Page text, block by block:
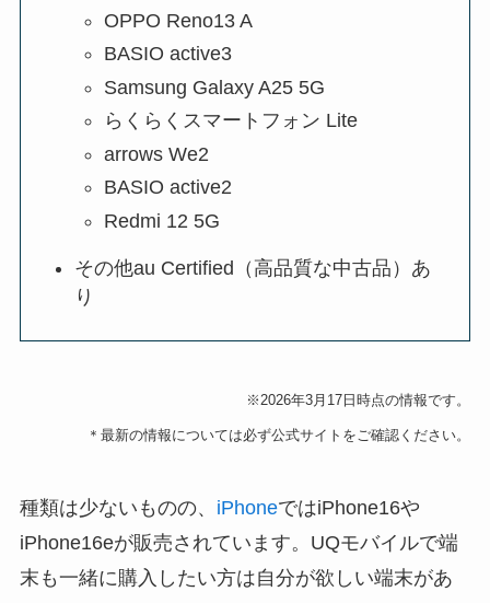
OPPO Reno13 A
BASIO active3
Samsung Galaxy A25 5G
らくらくスマートフォン Lite
arrows We2
BASIO active2
Redmi 12 5G
その他au Certified（高品質な中古品）あ
り
※2026年3月17日時点の情報です。
＊最新の情報については必ず公式サイトをご確認ください。
種類は少ないものの、 iPhoneではiPhone16や
iPhone16eが販売されています。UQモバイルで端
末も一緒に購入したい方は自分が欲しい端末があ